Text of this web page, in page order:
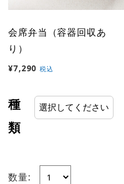
会席弁当（容器回収あ
り）
¥7,290 税込
種
類
数量: